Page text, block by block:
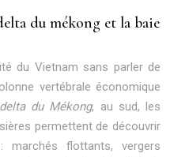
du mékong et la baie
du Vietnam sans parler de
vertébrale économique
delta du Mékong, au sud, les
permettent de découvrir
marchés flottants, vergers